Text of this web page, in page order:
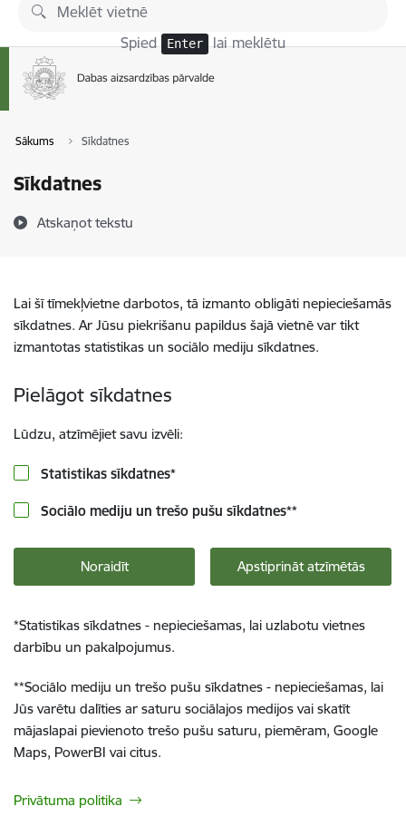
Pāriet uz lapas saturu
Spied Enter lai meklētu
Sākums Sīkdatnes
Sīkdatnes
Atskaņot tekstu
Lai šī tīmekļvietne darbotos, tā izmanto obligāti nepieciešamās
sīkdatnes. Ar Jūsu piekrišanu papildus šajā vietnē var tikt
izmantotas statistikas un sociālo mediju sīkdatnes.
Pielāgot sīkdatnes
Lūdzu, atzīmējiet savu izvēli:
Statistikas sīkdatnes*
Sociālo mediju un trešo pušu sīkdatnes**
Noraidīt Apstiprināt atzīmētās
*Statistikas sīkdatnes - nepieciešamas, lai uzlabotu vietnes
darbību un pakalpojumus.
**Sociālo mediju un trešo pušu sīkdatnes - nepieciešamas, lai
Jūs varētu dalīties ar saturu sociālajos medijos vai skatīt
mājaslapai pievienoto trešo pušu saturu, piemēram, Google
Maps, PowerBI vai citus.
Privātuma politika